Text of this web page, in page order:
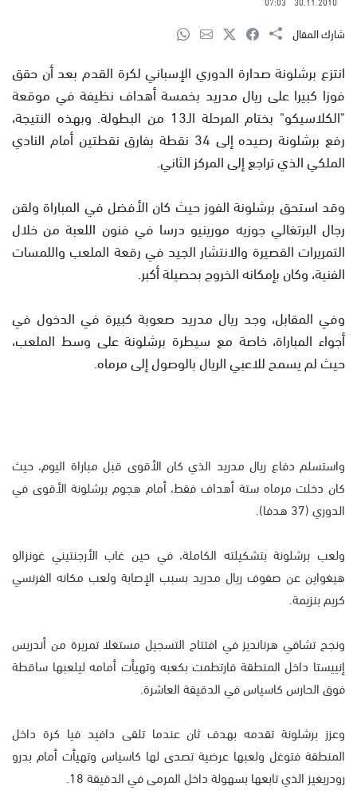
شارك المقال
انتزع برشلونة صدارة الدوري الإسباني لكرة القدم بعد أن حقق
فوزا كبيرا على ريال مدريد بخمسة أهداف نظيفة في موقعة
"الكلاسيكو" بختام المرحلة الـ13 من البطولة. وبهذه النتيجة،
رفع برشلونة رصيده إلى 34 نقطة بفارق نقطتين أمام النادي
الملكي الذي تراجع إلى المركز الثاني.
وقد استحق برشلونة الفوز حيث كان الأفضل في المباراة ولقن
رجال البرتغالي جوزيه مورينيو درسا في فنون اللعبة من خلال
التمريرات القصيرة والانتشار الجيد في رقعة الملعب واللمسات
الفنية، وكان بإمكانه الخروج بحصيلة أكبر.
وفي المقابل، وجد ريال مدريد صعوبة كبيرة في الدخول في
أجواء المباراة، خاصة مع سيطرة برشلونة على وسط الملعب،
حيث لم يسمح للاعبي الريال بالوصول إلى مرماه.
واستسلم دفاع ريال مدريد الذي كان الأقوى قبل مباراة اليوم، حيث
كان دخلت مرماه ستة أهداف فقط، أمام هجوم برشلونة الأقوى في
الدوري (37 هدفا).
ولعب برشلونة بتشكيلته الكاملة، في حين غاب الأرجنتيني غونزالو
هيغواين عن صفوف ريال مدريد بسبب الإصابة ولعب مكانه الفرنسي
كريم بنزيمة.
ونجح تشافي هرنانديز في افتتاح التسجيل مستغلا تمريرة من أندريس
إنييستا داخل المنطقة فارتطمت بكعبه وتهيأت أمامه ليلعبها ساقطة
فوق الحارس كاسياس في الدقيقة العاشرة.
وعزز برشلونة تقدمه بهدف ثان عندما تلقى دافيد فيا كرة داخل
المنطقة فتوغل ولعبها عرضية تصدى لها كاسياس وتهيأت أمام بدرو
رودريغيز الذي تابعها بسهولة داخل المرمى في الدقيقة 18.